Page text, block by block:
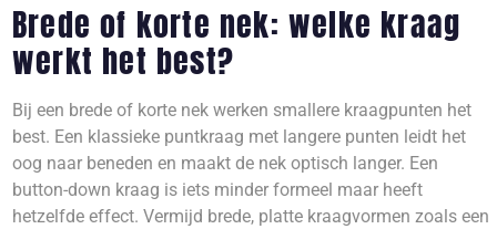
Brede of korte nek: welke kraag
werkt het best?
Bij een brede of korte nek werken smallere kraagpunten het
best. Een klassieke puntkraag met langere punten leidt het
oog naar beneden en maakt de nek optisch langer. Een
button-down kraag is iets minder formeel maar heeft
hetzelfde effect. Vermijd brede, platte kraagvormen zoals een